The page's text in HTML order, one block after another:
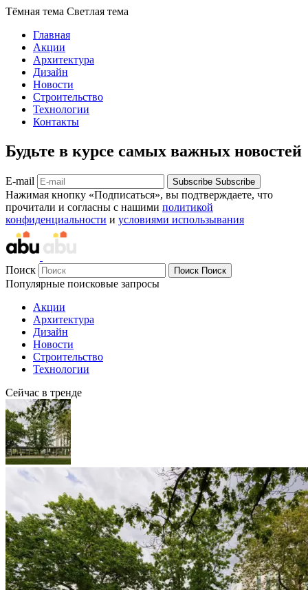
Тёмная тема Светлая тема
Главная
Акции
Архитектура
Дизайн
Новости
Строительство
Технологии
Контакты
Будьте в курсе самых важных новостей
E-mail Subscribe Subscribe
Нажимая кнопку «Подписаться», вы подтверждаете, что
прочитали и согласны с нашими политикой
конфиденциальности и условиями использывания
Поиск Поиск Поиск
Популярные поисковые запросы
Акции
Архитектура
Дизайн
Новости
Строительство
Технологии
Сейчас в тренде